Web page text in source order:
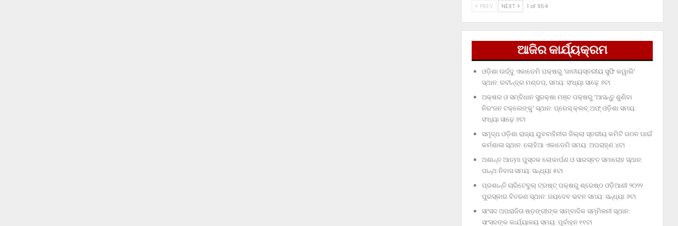
PREV NEXT 1 of 954
ଆଜିର କାର୍ଯ୍ୟକ୍ରମ
ଓଡ଼ିଶା ଊର୍ଦ୍ଦୁ ଏକାଡେମି ପକ୍ଷରୁ ‘ଜାତୀୟସ୍ତରୀୟ ସୁଫି କୱାଲି’
ସ୍ଥାନ: ରବୀନ୍ଦ୍ର ମଣ୍ଡପ, ସମୟ: ସଂଧ୍ୟା ସାଢ଼େ ୬ଟା
ଅକ୍ଷର ଓ ସମ୍ବିଧାନ ସୁରକ୍ଷା ମଞ୍ଚ ପକ୍ଷରୁ ‘ଆସନ୍ତୁ ଶୁଣିବା
ନିରଂଜନ ଟକ୍‌ଲେଙ୍କୁ’ ସ୍ଥାନ: ପ୍ରେସ୍‌ କ୍ଲବ୍‌ ଅଫ୍‌ ଓଡ଼ିଶା ସମୟ:
ସଂଧ୍ୟା ସାଢ଼େ ୬ଟା
ସମୃଦ୍ଧ ଓଡ଼ିଶା ରାଜ୍ୟ ଯୁବବାହିନୀର ଜିଲ୍ଲା ସ୍ତରୀୟ କମିଟି ଗଠନ ପାଇଁ
କର୍ମଶାଳା ସ୍ଥାନ: ଲୋହିଆ ଏକାଡେମି ସମୟ: ଅପରାହ୍‌ଣ ୪ଟା
ଅଶାନ୍ତ ଆତ୍ମା ପୁସ୍ତକ ଲୋକାର୍ପଣ ଓ ସାରସ୍ବତ ସମାରୋହ ସ୍ଥାନ:
ପାନ୍ଥ ନିବାସ ସମୟ: ସନ୍ଧ୍ୟା ୫ଟା
ପ୍ରଶାନ୍ତି ଚାରିଟେବୁଲ୍‌ ଟ୍ରଷ୍ଟ୍‌ ପକ୍ଷରୁ ଶ୍ରେଷ୍ଠ ଓଡ଼ିଆଣୀ ୨୦୨୨
ପୁରସ୍କାର ବିତରଣ ସ୍ଥାନ: ଜୟଦେବ ଭବନ ସମୟ: ସନ୍ଧ୍ୟା ୬ଟା
ସାଂସଦ ଅପରାଜିତା ଷଡ଼ଙ୍ଗୀଙ୍କ ସାମ୍ବାଦିକ ସମ୍ମିଳନୀ ସ୍ଥାନ:
ସାଂସଦଙ୍କ କାର୍ଯ୍ୟାଳୟ ସମୟ: ପୂର୍ବାହ୍ନ ୧୧ଟା